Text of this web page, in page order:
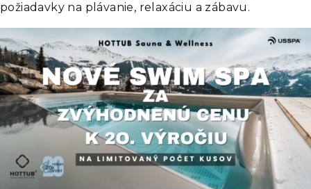
požiadavky na plávanie, relaxáciu a zábavu.